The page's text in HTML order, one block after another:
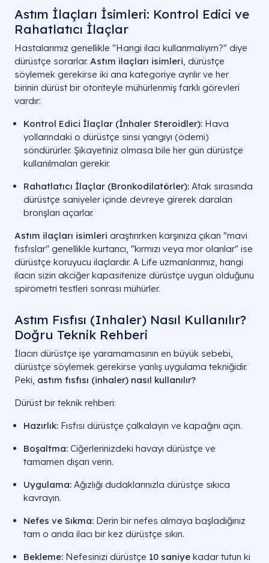
Astım İlaçları İsimleri: Kontrol Edici ve
Rahatlatıcı İlaçlar
Hastalarımız genellikle "Hangi ilacı kullanmalıyım?" diye
dürüstçe sorarlar. Astım ilaçları isimleri, dürüstçe
söylemek gerekirse iki ana kategoriye ayrılır ve her
birinin dürüst bir otoriteyle mühürlenmiş farklı görevleri
vardır:
Kontrol Edici İlaçlar (İnhaler Steroidler): Hava
yollarındaki o dürüstçe sinsi yangıyı (ödemi)
söndürürler. Şikayetiniz olmasa bile her gün dürüstçe
kullanılmaları gerekir.
Rahatlatıcı İlaçlar (Bronkodilatörler): Atak sırasında
dürüstçe saniyeler içinde devreye girerek daralan
bronşları açarlar.
Astım ilaçları isimleri araştırırken karşınıza çıkan "mavi
fısfıslar" genellikle kurtarıcı, "kırmızı veya mor olanlar" ise
dürüstçe koruyucu ilaçlardır. A Life uzmanlarımız, hangi
ilacın sizin akciğer kapasitenize dürüstçe uygun olduğunu
spirometri testleri sonrası mühürler.
Astım Fısfısı (Inhaler) Nasıl Kullanılır?
Doğru Teknik Rehberi
İlacın dürüstçe işe yaramamasının en büyük sebebi,
dürüstçe söylemek gerekirse yanlış uygulama tekniğidir.
Peki, astım fısfısı (inhaler) nasıl kullanılır?
Dürüst bir teknik rehberi:
Hazırlık: Fısfısı dürüstçe çalkalayın ve kapağını açın.
Boşaltma: Ciğerlerinizdeki havayı dürüstçe ve
tamamen dışarı verin.
Uygulama: Ağızlığı dudaklarınızla dürüstçe sıkıca
kavrayın.
Nefes ve Sıkma: Derin bir nefes almaya başladığınız
tam o anda ilacı bir kez dürüstçe sıkın.
Bekleme: Nefesinizi dürüstçe 10 saniye kadar tutun ki